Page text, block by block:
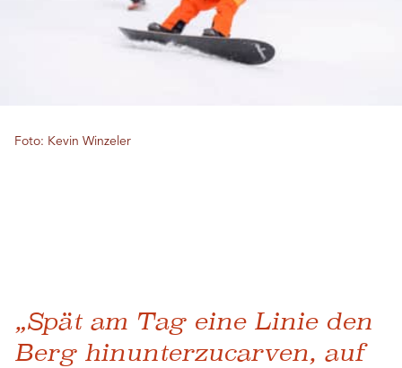
Foto: Kevin Winzeler
„Spät am Tag eine Linie den
Berg hinunterzucarven, auf